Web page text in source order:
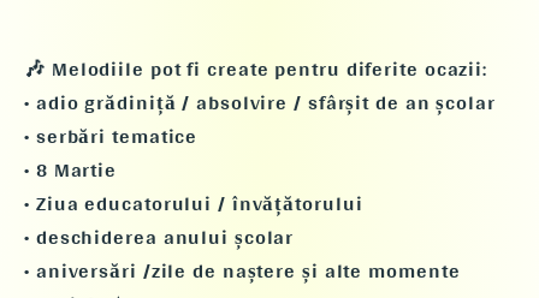
🎶 Melodiile pot fi create pentru diferite ocazii:
• adio grădiniță / absolvire / sfârșit de an școlar
• serbări tematice
• 8 Martie
• Ziua educatorului / învățătorului
• deschiderea anului școlar
• aniversări /zile de naștere și alte momente